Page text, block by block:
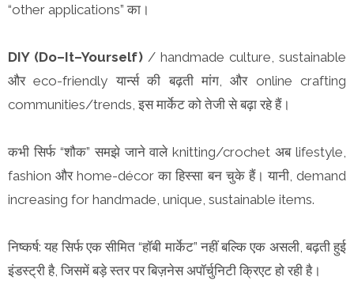
“other applications” का।
DIY (Do–It–Yourself) / handmade culture, sustainable
और eco-friendly यार्न्स की बढ़ती मांग, और online crafting
communities/trends, इस मार्केट को तेजी से बढ़ा रहे हैं।
कभी सिर्फ “शौक” समझे जाने वाले knitting/crochet अब lifestyle,
fashion और home-décor का हिस्सा बन चुके हैं। यानी, demand
increasing for handmade, unique, sustainable items.
निष्कर्ष: यह सिर्फ एक सीमित “हॉबी मार्केट” नहीं बल्कि एक असली, बढ़ती हुई
इंडस्ट्री है, जिसमें बड़े स्तर पर बिज़नेस अपॉर्चुनिटी क्रिएट हो रही है।